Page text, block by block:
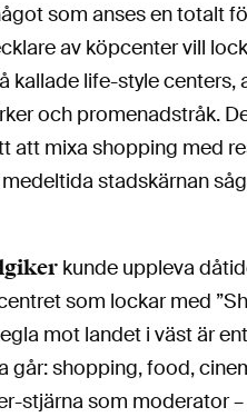
som anses en totalt
av köpcenter vill
kallade life-style centers,
och promenadstråk.
att mixa shopping med
stadskärnan
kunde uppleva
som lockar med
mot landet i väst är
går: shopping, food,
stjärna som moderator